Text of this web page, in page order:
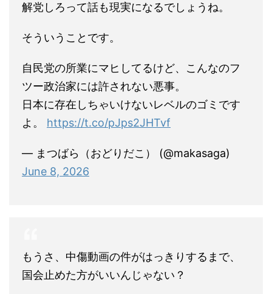
解党しろって話も現実になるでしょうね。
そういうことです。
自民党の所業にマヒしてるけど、こんなのフ
ツー政治家には許されない悪事。
日本に存在しちゃいけないレベルのゴミです
よ。 https://t.co/pJps2JHTvf
— まつばら（おどりだこ） (@makasaga)
June 8, 2026
もうさ、中傷動画の件がはっきりするまで、
国会止めた方がいいんじゃない？